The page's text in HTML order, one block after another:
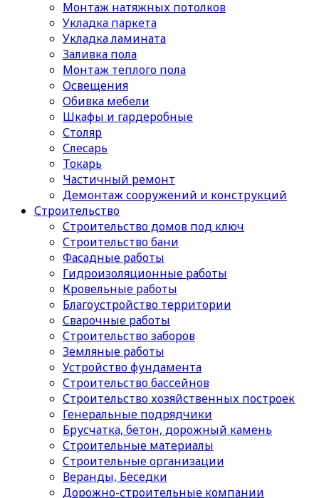
Монтаж натяжных потолков
Укладка паркета
Укладка ламината
Заливка пола
Монтаж теплого пола
Освещения
Обивка мебели
Шкафы и гардеробные
Столяр
Слесарь
Токарь
Частичный ремонт
Демонтаж сооружений и конструкций
Строительство
Строительство домов под ключ
Строительство бани
Фасадные работы
Гидроизоляционные работы
Кровельные работы
Благоустройство территории
Сварочные работы
Строительство заборов
Земляные работы
Устройство фундамента
Строительство бассейнов
Строительство хозяйственных построек
Генеральные подрядчики
Брусчатка, бетон, дорожный камень
Строительные материалы
Cтроительные организации
Веранды, Беседки
Дорожно-строительные компании